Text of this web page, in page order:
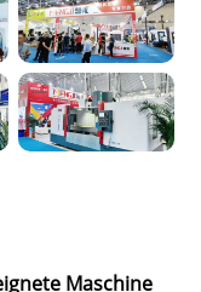
Maschine